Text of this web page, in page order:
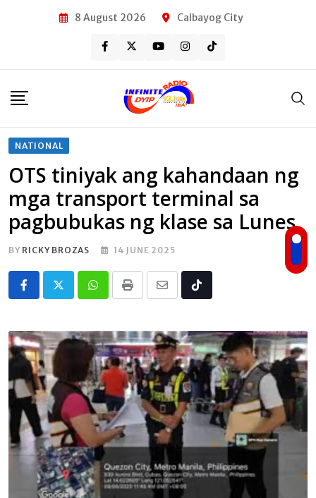
8 August 2026 Calbayog City
NATIONAL
OTS tiniyak ang kahandaan ng
mga transport terminal sa
pagbubukas ng klase sa Lunes
BY RICKY BROZAS 14 JUNE 2025
Whatsapp
Print
Share
Email
Tiktok